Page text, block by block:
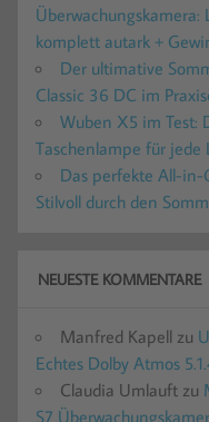
Überwachungskamera:
komplett autark +
Der ultimative
Classic 36 DC im
Wuben X5 im Test:
Taschenlampe für jede
Das perfekte All-
Stilvoll durch den
NEUESTE KOMMENTARE
Manfred Kapell zu
Echtes Dolby Atmos
Claudia Umlauft zu
S7